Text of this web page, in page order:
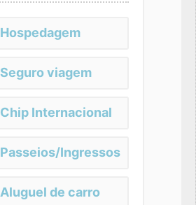
Hospedagem
Seguro viagem
Chip Internacional
Passeios/Ingressos
Aluguel de carro